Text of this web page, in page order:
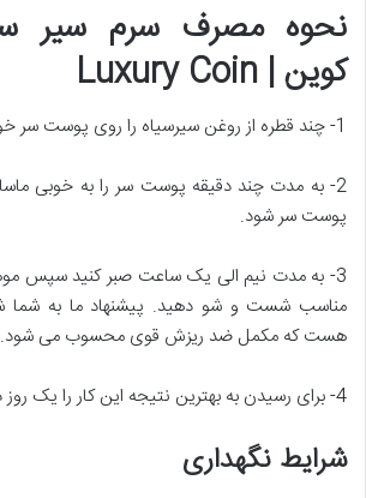
نحوه مصرف سرم سیر
کوین | Luxury Coin
1- چند قطره از روغن سیرسیاه را روی پوست سر خود بریزید.
2- به مدت چند دقیقه پوست سر را به خوبی
پوست سر شود.
3- به مدت نیم الی یک ساعت صبر کنید سپس
مناسب شست و شو دهید. پیشنهاد ما به شما
هست که مکمل ضد ریزش قوی محسوب می شود.
4- برای رسیدن به بهترین نتیجه این کار را یک روز در میان انجام دهید.
شرایط نگهداری